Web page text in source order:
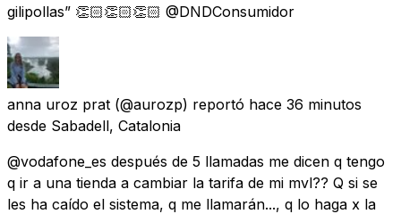
gilipollas” 👏🏻👏🏻👏🏻 @DNDConsumidor
anna uroz prat (@aurozp) reportó hace 36 minutos
desde Sabadell, Catalonia
@vodafone_es después de 5 llamadas me dicen q tengo
q ir a una tienda a cambiar la tarifa de mi mvl?? Q si se
les ha caído el sistema, q me llamarán..., q lo haga x la